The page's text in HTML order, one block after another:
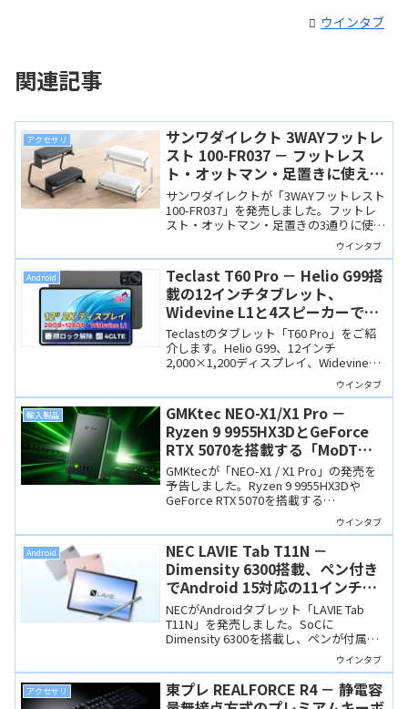
ウインタブ
関連記事
アクセサリ
サンワダイレクト 3WAYフットレ
スト 100-FR037 － フットレス
ト・オットマン・足置きに使える
多機能フットレスト。これでリラ
ックスして仕事ができる！？
サンワダイレクトが「3WAYフットレスト
100-FR037」を発売しました。フットレ
スト・オットマン・足置きの3通りに使え
る多機能モデルで高さや角度も調整でき
ます。在宅ワークやオフィスで快適にリ
ラックスして作業できそう。私これ欲し
いです。
ウインタブ
Android
Teclast T60 Pro － Helio G99搭
載の12インチタブレット、
Widevine L1と4スピーカーで動
画視聴に最適
Teclastのタブレット「T60 Pro」をご紹
介します。Helio G99、12インチ
2,000×1,200ディスプレイ、Widevine
L1、4スピーカーを搭載し、動画視聴に強
いAndroidタブレットです。9月29日まで
Amazonセールで21,900円。
ウインタブ
輸入製品
GMKtec NEO-X1/X1 Pro －
Ryzen 9 9955HX3DとGeForce
RTX 5070を搭載する「MoDT
(Mobile on Desktop)」PCが近
日発売
GMKtecが「NEO-X1 / X1 Pro」の発売を
予告しました。Ryzen 9 9955HX3Dや
GeForce RTX 5070を搭載する
「MoDT（Mobile on Desktop）」ゲーミ
ングPCです。GMKtec製ですがもはやミ
ニPCというサイズではなく、コンパクト
デスクトップPCですね。
ウインタブ
Android
NEC LAVIE Tab T11N －
Dimensity 6300搭載、ペン付き
でAndroid 15対応の11インチタ
ブレット
NECがAndroidタブレット「LAVIE Tab
T11N」を発売しました。SoCに
Dimensity 6300を搭載し、ペンが付属し
ます。Lenovo Idea Tabの姉妹機で、RAM
8GB/256GBというIdea Tabにはない構成
を選べます。
ウインタブ
アクセサリ
東プレ REALFORCE R4 － 静電容